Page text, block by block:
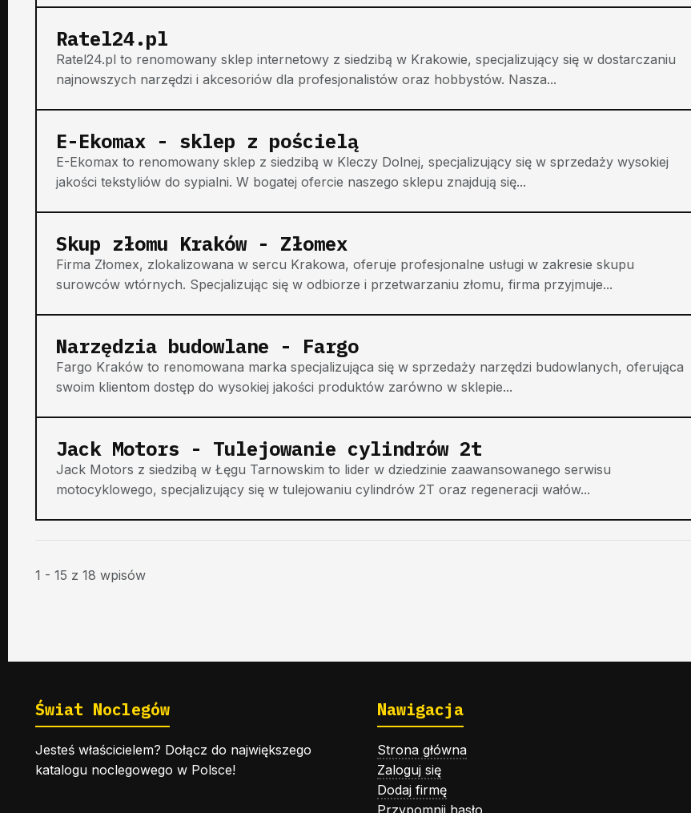
Ratel24.pl
Ratel24.pl to renomowany sklep internetowy z siedzibą w Krakowie, specjalizujący się w dostarczaniu
najnowszych narzędzi i akcesoriów dla profesjonalistów oraz hobbystów. Nasza...
E-Ekomax - sklep z pościelą
E-Ekomax to renomowany sklep z siedzibą w Kleczy Dolnej, specjalizujący się w sprzedaży wysokiej
jakości tekstyliów do sypialni. W bogatej ofercie naszego sklepu znajdują się...
Skup złomu Kraków - Złomex
Firma Złomex, zlokalizowana w sercu Krakowa, oferuje profesjonalne usługi w zakresie skupu
surowców wtórnych. Specjalizując się w odbiorze i przetwarzaniu złomu, firma przyjmuje...
Narzędzia budowlane - Fargo
Fargo Kraków to renomowana marka specjalizująca się w sprzedaży narzędzi budowlanych, oferująca
swoim klientom dostęp do wysokiej jakości produktów zarówno w sklepie...
Jack Motors - Tulejowanie cylindrów 2t
Jack Motors z siedzibą w Łęgu Tarnowskim to lider w dziedzinie zaawansowanego serwisu
motocyklowego, specjalizujący się w tulejowaniu cylindrów 2T oraz regeneracji wałów...
1 - 15 z 18 wpisów
Świat Noclegów
Jesteś właścicielem? Dołącz do największego
katalogu noclegowego w Polsce!
Nawigacja
Strona główna
Zaloguj się
Dodaj firmę
Przypomnij hasło